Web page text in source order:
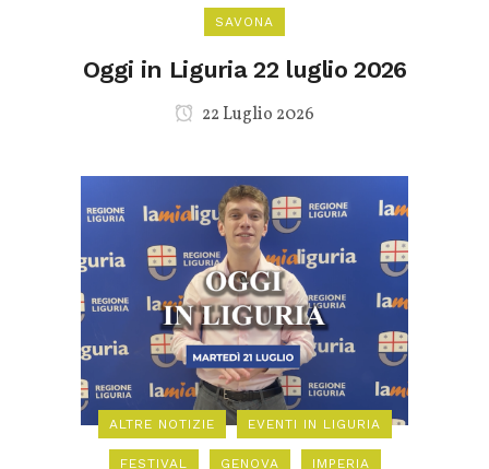
SAVONA
Oggi in Liguria 22 luglio 2026
22 Luglio 2026
ALTRE NOTIZIE EVENTI IN LIGURIA
FESTIVAL GENOVA IMPERIA